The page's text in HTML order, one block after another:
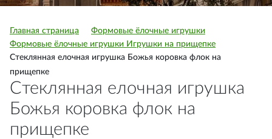
Главная страница
Формовые ёлочные игрушки
Формовые ёлочные игрушки Игрушки на прищепке
Стеклянная елочная игрушка Божья коровка флок на
прищепке
Стеклянная елочная игрушка
Божья коровка флок на
прищепке